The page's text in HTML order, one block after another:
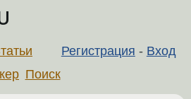
Регистрация - Вход
Поиск